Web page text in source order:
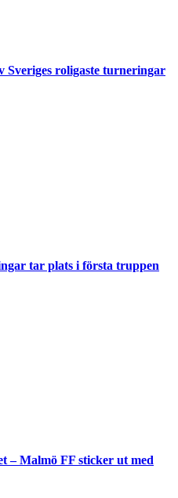
Sveriges roligaste turneringar
tar plats i första truppen
– Malmö FF sticker ut med